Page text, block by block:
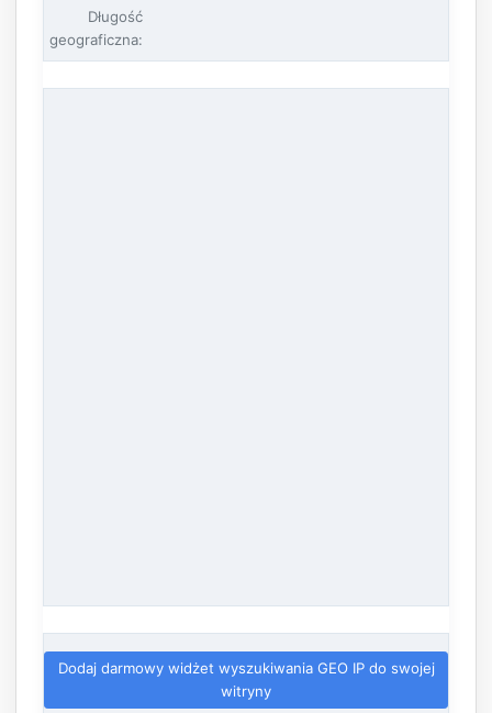
Długość
geograficzna:
Dodaj darmowy widżet wyszukiwania GEO IP do swojej
witryny